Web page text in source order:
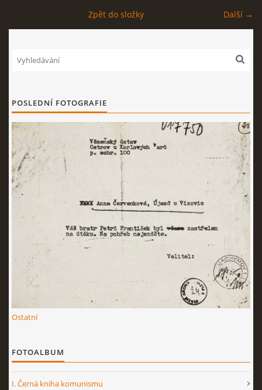
ZLOČINY NACIONÁLNÍHO SOCIALISMU: FAKTA
© 2026 eStránky.cz
Další →
Zpět do složky
POSLEDNÍ FOTOGRAFIE
Ostatní
FOTOALBUM
I. Černá kniha komunismu